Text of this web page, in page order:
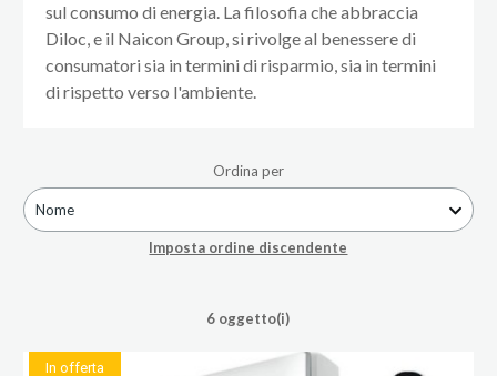
sul consumo di energia. La filosofia che abbraccia
Diloc, e il Naicon Group, si rivolge al benessere di
consumatori sia in termini di risparmio, sia in termini
di rispetto verso l'ambiente.
Ordina per
Nome
Imposta ordine discendente
6 oggetto(i)
In offerta